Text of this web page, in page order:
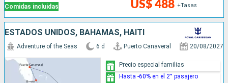
Comidas incluidas US$ 488 +Tasas
ESTADOS UNIDOS, BAHAMAS, HAITI
Adventure of the Seas 6 d Puerto Canaveral 20/08/2027
Precio especial familias
Hasta -60% en el 2° pasajero